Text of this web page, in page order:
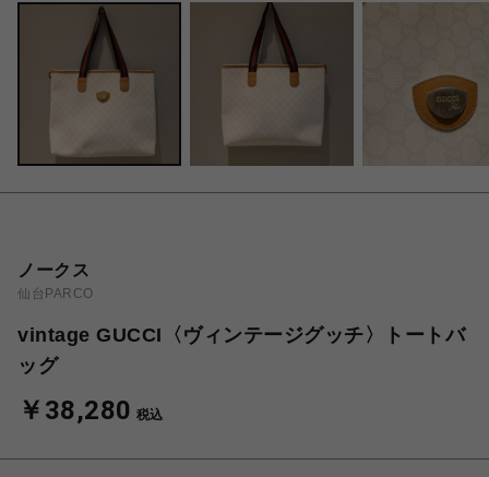
ノークス
仙台PARCO
vintage GUCCI〈ヴィンテージグッチ〉トートバ
ッグ
￥38,280 税込